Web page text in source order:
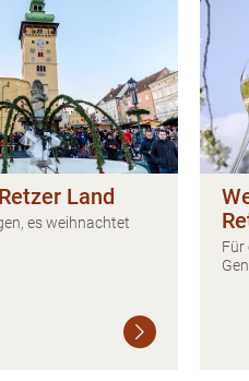
Land
es weihnachtet
Für